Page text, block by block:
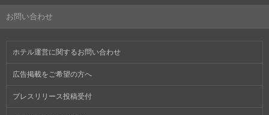
お問い合わせ
ホテル運営に関するお問い合わせ
広告掲載をご希望の方へ
プレスリリース投稿受付